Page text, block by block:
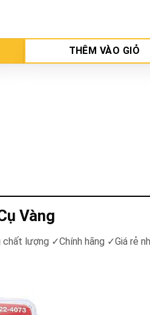
cửa Milwaukee 49-22-4073 số lượng
THÊM VÀO GIỎ
Vàng
lượng ✓Chính hãng ✓Giá rẻ